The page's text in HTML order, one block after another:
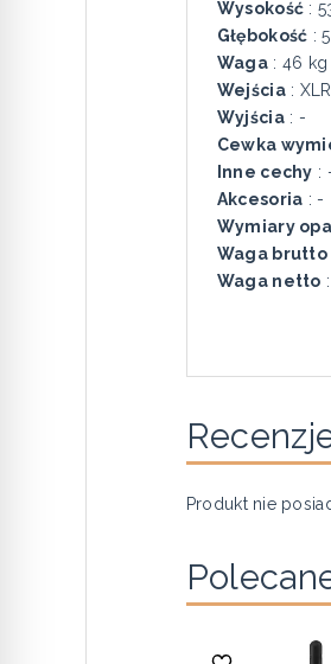
Wysokość :
Głębokość :
Waga: 46 kg
Wejścia:
Wyjścia: -
Cewka
Inne cechy :
Akcesoria : -
Wymiary
Waga brutto
Waga netto
Produkt nie